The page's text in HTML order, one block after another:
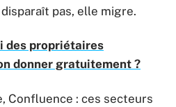
pas, elle migre.
des propriétaires
donner gratuitement ?
Confluence : ces secteurs